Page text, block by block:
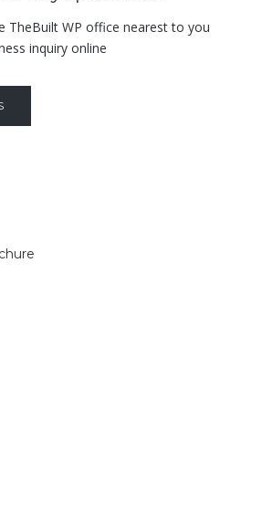
TheBuilt WP office nearest to you
inquiry online